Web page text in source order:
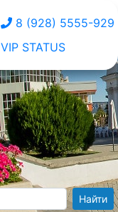
8 (928) 5555-929
VIP STATUS
Найти